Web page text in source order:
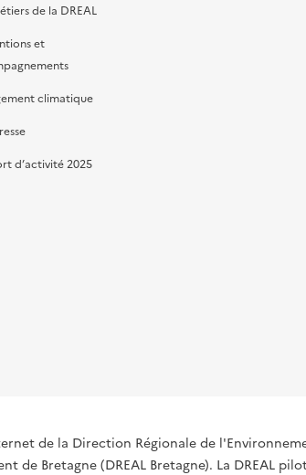
de la DREAL
et
climatique
d’activité 2025
de la Direction Régionale de
de Bretagne (DREAL Bretagne). La DREAL